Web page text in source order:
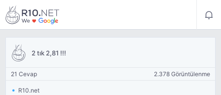
2 tık 2,81 !!!
21 Cevap 2.378 Görüntülenme
R10.net